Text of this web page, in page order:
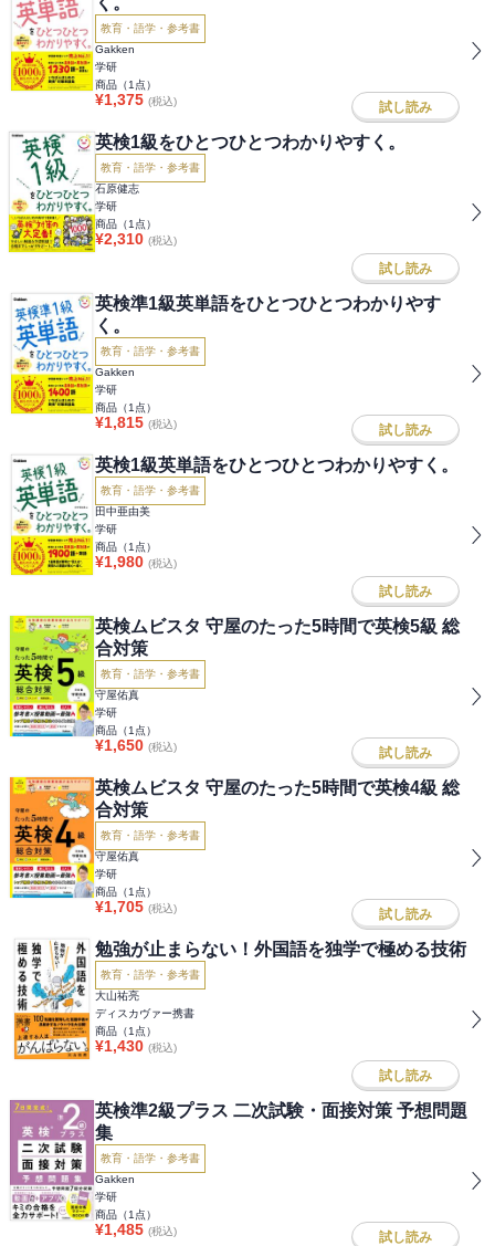
教育・語学・参考書
Gakken
学研
商品（1 点）
¥1,375 (税込) 試し読み
英検1級をひとつひとつわかりやすく。
教育・語学・参考書
石原健志
学研
商品（1 点）
¥2,310 (税込)
試し読み
英検準1級英単語をひとつひとつわかりやす
く。
教育・語学・参考書
Gakken
学研
商品（1 点）
¥1,815 (税込) 試し読み
英検1級英単語をひとつひとつわかりやすく。
教育・語学・参考書
田中亜由美
学研
商品（1 点）
¥1,980 (税込)
試し読み
英検ムビスタ 守屋のたった5時間で英検5級 総
合対策
教育・語学・参考書
守屋佑真
学研
商品（1 点）
¥1,650 (税込) 試し読み
英検ムビスタ 守屋のたった5時間で英検4級 総
合対策
教育・語学・参考書
守屋佑真
学研
商品（1 点）
¥1,705 (税込) 試し読み
勉強が止まらない！外国語を独学で極める技術
教育・語学・参考書
大山祐亮
ディスカヴァー携書
商品（1 点）
¥1,430 (税込)
試し読み
英検準2級プラス 二次試験・面接対策 予想問題
集
教育・語学・参考書
Gakken
学研
商品（1 点）
¥1,485 (税込) 試し読み